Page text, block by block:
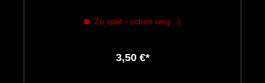
Zu spät - schon weg ;-)
3,50 €*